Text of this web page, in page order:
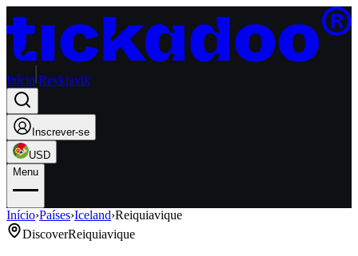
Início Reykjavik
Inscrever-se
USD
Menu
Início›Países›Iceland›Reiquiavique
DiscoverReiquiavique